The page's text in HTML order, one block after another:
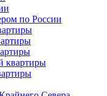
по России
квартиры